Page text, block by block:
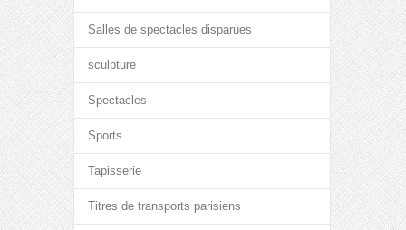
Salles de spectacles disparues
sculpture
Spectacles
Sports
Tapisserie
Titres de transports parisiens